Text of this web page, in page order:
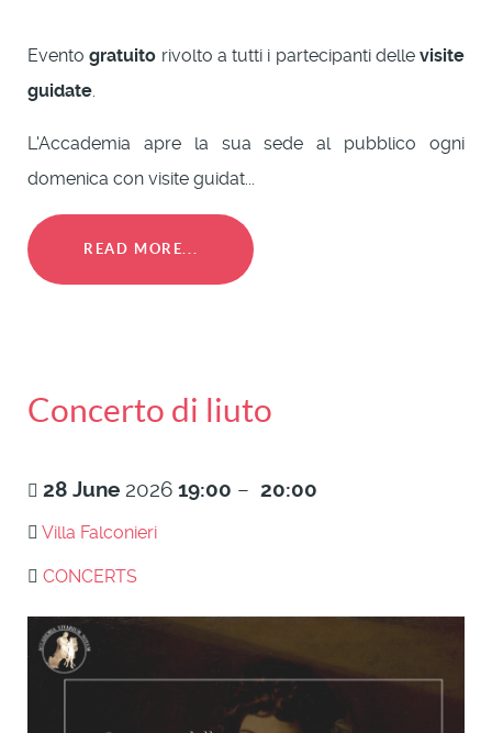
Eventogratuito rivolto a tutti i partecipanti delle visite
guidate.
L'Accademia apre la sua sede al pubblico ogni
domenica con visite guidat...
READ MORE...
Concerto di liuto
28 June 2026 19:00 – 20:00
Villa Falconieri
CONCERTS